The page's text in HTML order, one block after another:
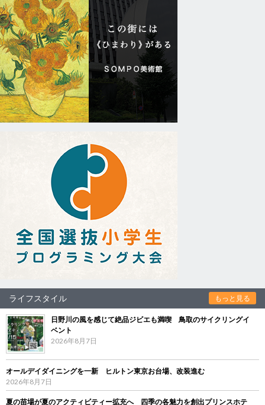
ライフスタイル もっと見る
日野川の風を感じて絶品ジビエも満喫 鳥取のサイクリングイ
ベント
2026年8月7日
オールデイダイニングを一新 ヒルトン東京お台場、改装進む
2026年8月7日
夏の苗場が夏のアクティビティー拡充へ 四季の各魅力を創出プリンスホテ